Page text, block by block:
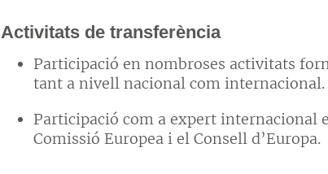
Activitats de transferència
Participació en nombroses activitats
tant a nivell nacional com internacional.
Participació com a expert internacional
Comissió Europea i el Consell d’Europa.